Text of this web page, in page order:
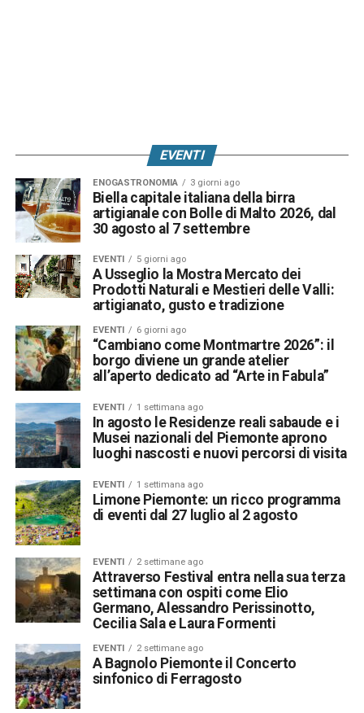
EVENTI
ENOGASTRONOMIA 3 giorni ago
Biella capitale italiana della birra
artigianale con Bolle di Malto 2026, dal
30 agosto al 7 settembre
EVENTI 5 giorni ago
A Usseglio la Mostra Mercato dei
Prodotti Naturali e Mestieri delle Valli:
artigianato, gusto e tradizione
EVENTI 6 giorni ago
“Cambiano come Montmartre 2026”: il
borgo diviene un grande atelier
all’aperto dedicato ad “Arte in Fabula”
EVENTI 1 settimana ago
In agosto le Residenze reali sabaude e i
Musei nazionali del Piemonte aprono
luoghi nascosti e nuovi percorsi di visita
EVENTI 1 settimana ago
Limone Piemonte: un ricco programma
di eventi dal 27 luglio al 2 agosto
EVENTI 2 settimane ago
Attraverso Festival entra nella sua terza
settimana con ospiti come Elio
Germano, Alessandro Perissinotto,
Cecilia Sala e Laura Formenti
EVENTI 2 settimane ago
A Bagnolo Piemonte il Concerto
sinfonico di Ferragosto